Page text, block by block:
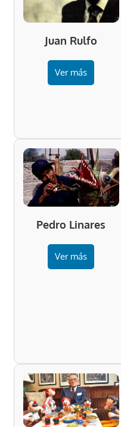
Juan Rulfo
Ver más
Pedro Linares
Ver más